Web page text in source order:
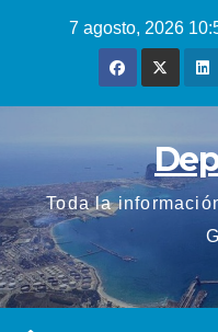
7 agosto, 2026
Toda la